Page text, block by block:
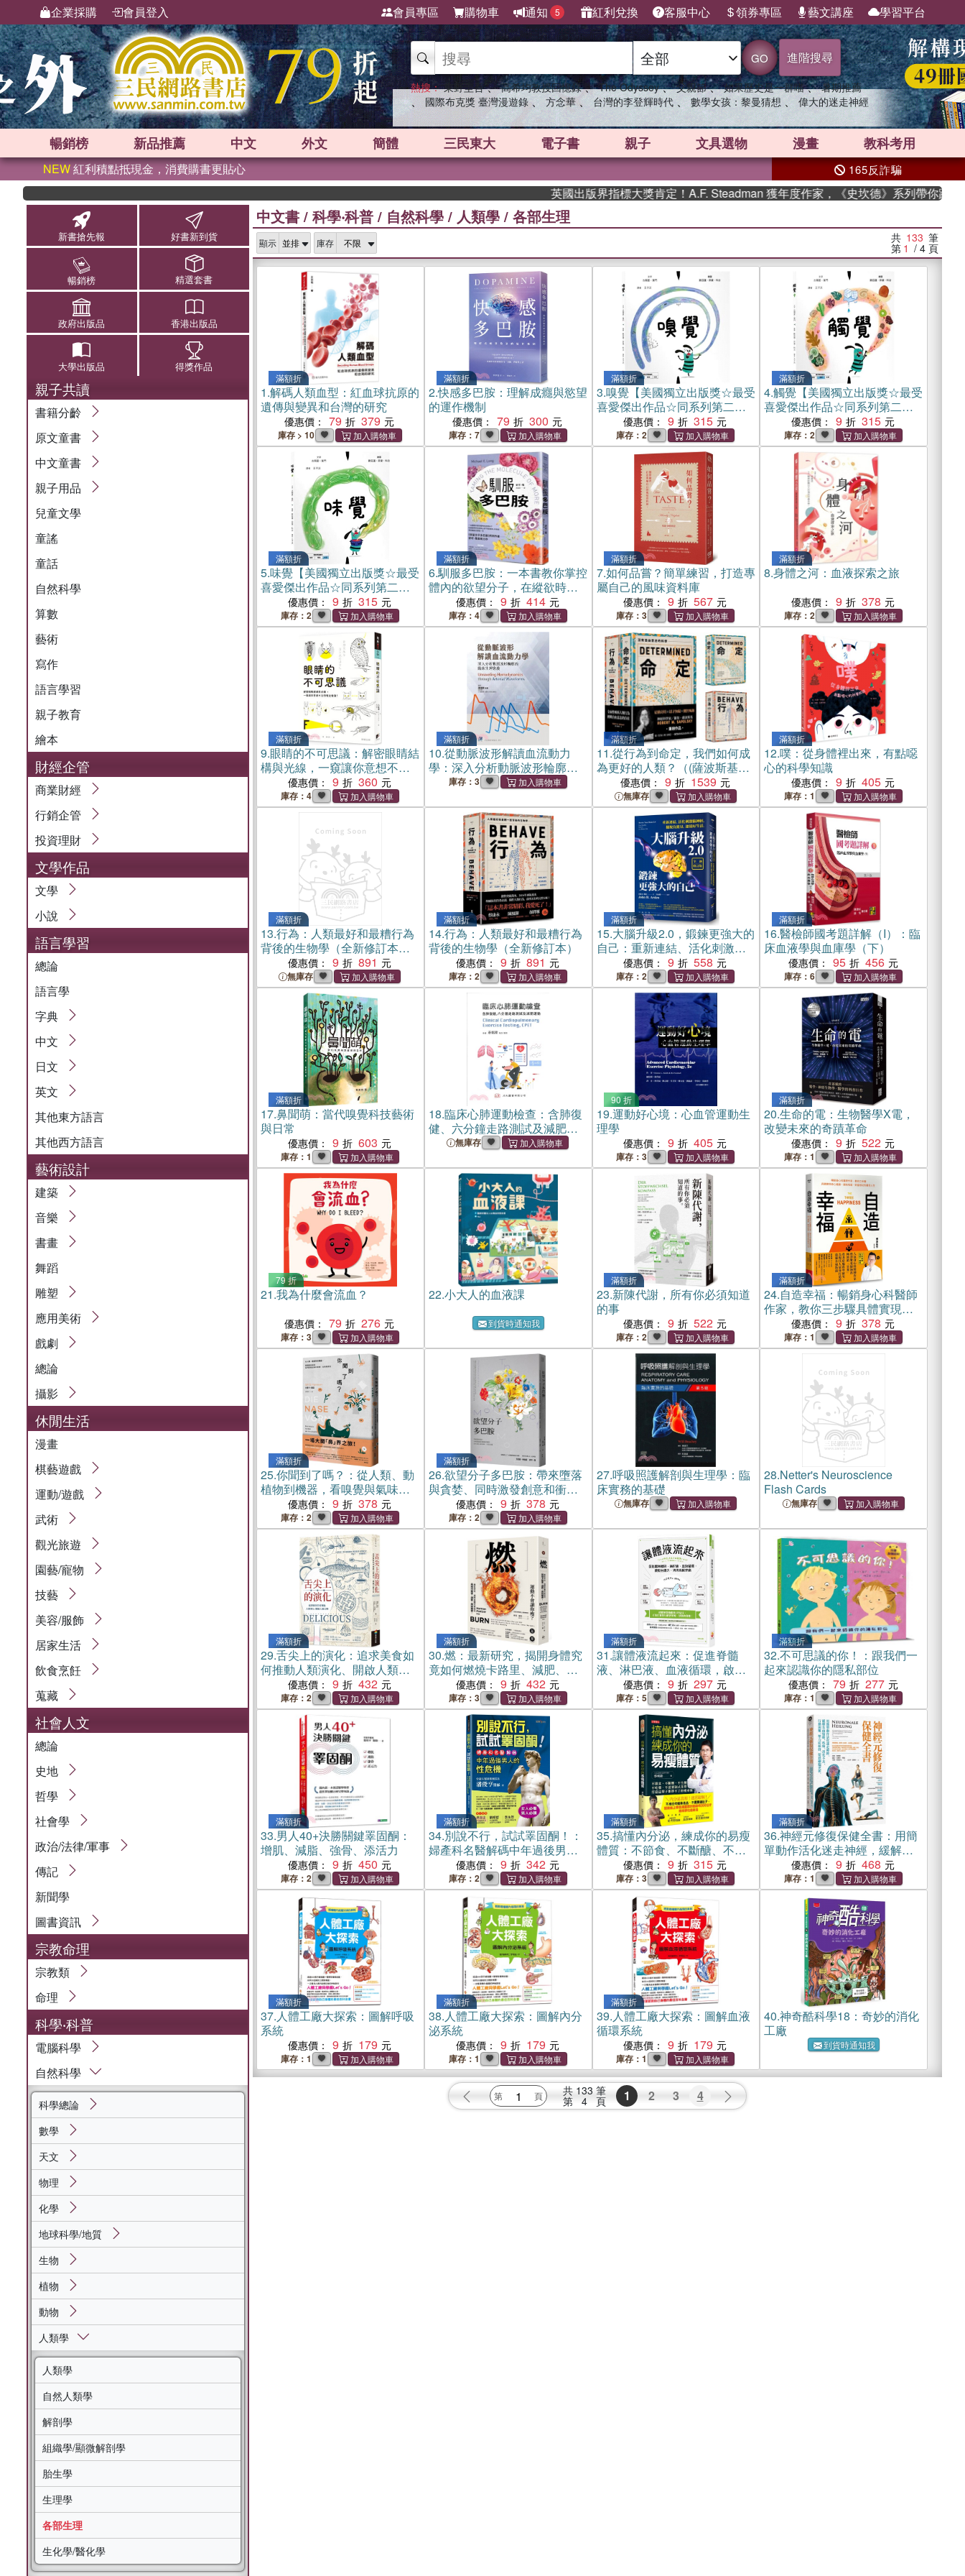
企業採購 會員登入 會員專區 購物車 通知 5 紅利兌換 客服中心 領券專區 藝文講座 學習平台
GO 進階搜尋
熱搜： 東野圭吾 、 高希均教授回憶錄 、 The Odyssey 、 父親節 、 如果歷史是一群喵 、 暑期推薦
、 國際布克獎 臺灣漫遊錄 、 方念華 、 台灣的李登輝時代 、 數學女孩：黎曼猜想 、 偉大的迷走神經
暢銷榜 新品推薦 中文 外文 簡體 三民東大 電子書 親子 文具選物 漫畫 教科考用
NEW紅利積點抵現金，消費購書更貼心 165反詐騙
英國出版界指標大獎肯定！A.F. Steadman 獲年度作家，《史坎德》系列帶你踏上熱血奇幻旅程
新書搶先報 好書新到貨
暢銷榜 精選套書
政府出版品 香港出版品
大學出版品 得獎作品
親子共讀
書籍分齡
原文童書
中文童書
親子用品
兒童文學
童謠
童話
自然科學
算數
藝術
寫作
語言學習
親子教育
繪本
財經企管
商業財經
行銷企管
投資理財
文學作品
文學
小說
語言學習
總論
語言學
字典
中文
日文
英文
其他東方語言
其他西方語言
藝術設計
建築
音樂
書畫
舞蹈
雕塑
應用美術
戲劇
總論
攝影
休閒生活
漫畫
棋藝遊戲
運動/遊戲
武術
觀光旅遊
園藝/寵物
技藝
美容/服飾
居家生活
飲食烹飪
蒐藏
社會人文
總論
史地
哲學
社會學
政治/法律/軍事
傳記
新聞學
圖書資訊
宗教命理
宗教類
命理
科學‧科普
電腦科學
自然科學
科學總論
數學
天文
物理
化學
地球科學/地質
生物
植物
動物
人類學
人類學
自然人類學
解剖學
組織學/顯微解剖學
胎生學
生理學
各部生理
生化學/醫化學
中文書 / 科學‧科普 / 自然科學 / 人類學 / 各部生理
顯示 庫存 共 133 筆
第 1 / 4 頁
滿額折
1.解碼人類血型：紅血球抗原的
遺傳與變異和台灣的研究
優惠價： 79 379
庫存 > 10
滿額折
2.快感多巴胺：理解成癮與慾望
的運作機制
優惠價： 79 300
庫存：7
滿額折
3.嗅覺【美國獨立出版獎☆最受
喜愛傑出作品☆同系列第二
輯：認知學習X想像創意繪本】
探索氣味的世界：從鼻尖的感
受到心靈的回憶
優惠價： 9 315
庫存：2
滿額折
4.觸覺【美國獨立出版獎☆最受
喜愛傑出作品☆同系列第二
輯：認知學習X想像創意繪本】
探索觸覺的世界：從指尖的感
受到心靈的體驗
優惠價： 9 315
庫存：2
滿額折
5.味覺【美國獨立出版獎☆最受
喜愛傑出作品☆同系列第二
輯：認知學習X想像創意繪本】
探索味道的世界：從舌尖的感
受到心裡美好的瞬間
優惠價： 9 315
庫存：2
滿額折
6.馴服多巴胺：一本書教你掌控
體內的欲望分子，在縱欲時代
抗拒無止境「想要更多」的誘
惑，用意義感充實每一天
優惠價： 9 414
庫存：4
滿額折
7.如何品嘗？簡單練習，打造專
屬自己的風味資料庫
優惠價： 9 567
庫存：3
滿額折
8.身體之河：血液探索之旅
優惠價： 9 378
庫存：2
滿額折
9.眼睛的不可思議：解密眼睛結
構與光線，一窺讓你意想不到
的視覺奇蹟！
優惠價： 9 360
庫存：4
滿額折
10.從動脈波形解讀血流動力
學：深入分析動脈波形輪廓的
臨床生理意義
庫存：3
滿額折
11.從行為到命定，我們如何成
為更好的人類？（(薩波斯基
《行為》和《命定》套組)）
優惠價： 9 1539
無庫存
滿額折
12.噗：從身體裡出來，有點噁
心的科學知識
優惠價： 9 405
庫存：1
滿額折
13.行為：人類最好和最糟行為
背後的生物學（全新修訂本，
全一冊）【限量燙金版 】
優惠價： 9 891
無庫存
滿額折
14.行為：人類最好和最糟行為
背後的生物學（全新修訂本）
優惠價： 9 891
庫存：2
滿額折
15.大腦升級2.0，鍛鍊更強大的
自己：重新連結、活化刺激腦
神經，擺脫負能量，迎接好生
活【全新修訂版】
優惠價： 9 558
庫存：2
滿額折
16.醫檢師國考題詳解（I）：臨
床血液學與血庫學（下）
優惠價： 95 456
庫存：6
滿額折
17.鼻聞萌：當代嗅覺科技藝術
與日常
優惠價： 9 603
庫存：1
18.臨床心肺運動檢查：含肺復
健、六分鐘走路測試及減肥運
無庫存
90 折
19.運動好心境：心血管運動生
理學
優惠價： 9 405
庫存：3
滿額折
20.生命的電：生物醫學X電，
改變未來的奇蹟革命
優惠價： 9 522
庫存：1
79 折
21.我為什麼會流血？
優惠價： 79 276
庫存：3
22.小大人的血液課
到貨時通知我
滿額折
23.新陳代謝，所有你必須知道
的事
優惠價： 9 522
庫存：2
滿額折
24.自造幸福：暢銷身心科醫師
作家，教你三步驟具體實現身
心健康、關係和諧、財富成功
的最佳人生
優惠價： 9 378
庫存：1
滿額折
25.你聞到了嗎？：從人類、動
植物到機器，看嗅覺與氣味如
何影響生物的愛恨、生死與演
優惠價： 9 378
庫存：2
滿額折
26.欲望分子多巴胺：帶來墮落
與貪婪、同時激發創意和衝動
的賀爾蒙，如何支配人類的情
緒、行為及命運
優惠價： 9 378
庫存：2
27.呼吸照護解剖與生理學：臨
床實務的基礎
無庫存
28.Netter's Neuroscience
Flash Cards
無庫存
滿額折
29.舌尖上的演化：追求美食如
何推動人類演化、開啟人類文
優惠價： 9 432
庫存：2
滿額折
30.燃：最新研究，揭開身體究
竟如何燃燒卡路里、減肥、保
持健康！優惠價： 9 432
庫存：3
滿額折
31.讓體液流起來：促進脊髓
液、淋巴液、血液循環，啟動
自癒力，消除各種疼痛
優惠價： 9 297
庫存：5
滿額折
32.不可思議的你！：跟我們一
起來認識你的隱私部位
優惠價： 79 277
庫存：1
滿額折
33.男人40+決勝關鍵睪固酮：
增肌、減脂、強骨、添活力
優惠價： 9 450
庫存：2
滿額折
34.別說不行，試試睪固酮！：
婦產科名醫解碼中年過後男人
的性危機優惠價： 9 342
庫存：2
滿額折
35.搞懂內分泌，練成你的易瘦
體質：不節食、不斷醣、不生
酮、不吃藥、不需要制式菜
單，打造這輩子都胖不了的瘦
身術！
優惠價： 9 315
庫存：3
滿額折
36.神經元修復保健全書：用簡
單動作活化迷走神經，緩解負
面情緒、疼痛、消化不良、行
動困難、壓力症候群，促進細
胞更新
優惠價： 9 468
庫存：1
滿額折
37.人體工廠大探索：圖解呼吸
系統
優惠價： 9 179
庫存：1
滿額折
38.人體工廠大探索：圖解內分
泌系統
優惠價： 9 179
庫存：1
滿額折
39.人體工廠大探索：圖解血液
循環系統
優惠價： 9 179
庫存：1
40.神奇酷科學18：奇妙的消化
工廠
到貨時通知我
共 133 筆
第 4 頁 1 2 3 4